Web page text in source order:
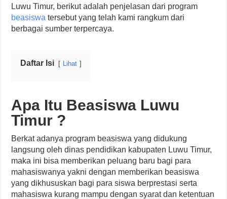
Luwu Timur, berikut adalah penjelasan dari program
beasiswa tersebut yang telah kami rangkum dari
berbagai sumber terpercaya.
Daftar Isi Lihat
Apa Itu Beasiswa Luwu
Timur ?
Berkat adanya program beasiswa yang didukung
langsung oleh dinas pendidikan kabupaten Luwu Timur,
maka ini bisa memberikan peluang baru bagi para
mahasiswanya yakni dengan memberikan beasiswa
yang dikhususkan bagi para siswa berprestasi serta
mahasiswa kurang mampu dengan syarat dan ketentuan